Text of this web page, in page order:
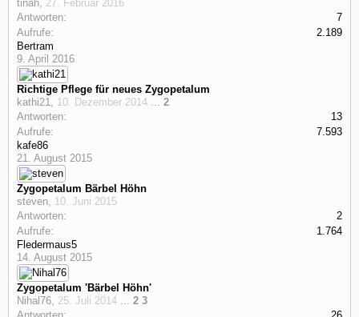
tinah, 27. Februar 2016
Antworten:
7
Aufrufe:
2.189
Bertram
9. April 2016
Richtige Pflege für neues Zygopetalum
kathi21, 10. Dezember 2014 ... 2
Antworten:
13
Aufrufe:
7.593
kafe86
21. August 2015
Zygopetalum Bärbel Höhn
steven, 10. Juni 2015
Antworten:
2
Aufrufe:
1.764
Fledermaus5
14. August 2015
Zygopetalum 'Bärbel Höhn'
Nihal76, 25. Juli 2014 ... 2 3